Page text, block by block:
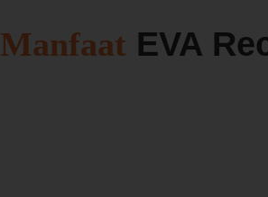
Manfaat EVA